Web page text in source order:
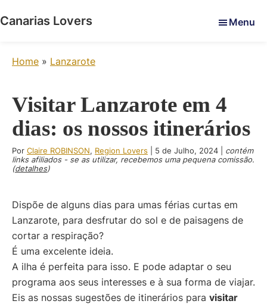
to
to
to
Canarias Lovers
vos
dans
îles
Claire
Manu
Menu
Home » Lanzarote
Visitar Lanzarote em 4
dias: os nossos itinerários
Por Claire ROBINSON, Region Lovers 5 de Julho, 2024
contém
links afiliados - se as utilizar, recebemos uma pequena comissão.
(detalhes)
Dispõe de alguns dias para umas férias curtas em
Lanzarote, para desfrutar do sol e de paisagens de
cortar a respiração?
É uma excelente ideia.
A ilha é perfeita para isso. E pode adaptar o seu
programa aos seus interesses e à sua forma de viajar.
Eis as nossas sugestões de itinerários para visitar